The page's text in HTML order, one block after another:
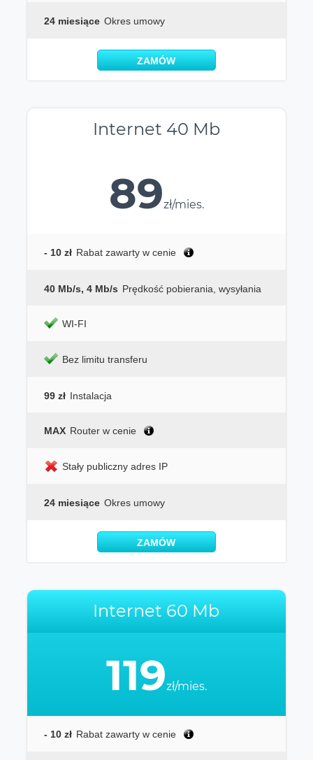
24 miesiące Okres umowy
ZAMÓW
Internet 40 Mb
89zł/mies.
- 10 zł Rabat zawarty w cenie
40 Mb/s, 4 Mb/s Prędkość pobierania, wysyłania
WI-FI
Bez limitu transferu
99 zł Instalacja
MAX Router w cenie
Stały publiczny adres IP
24 miesiące Okres umowy
ZAMÓW
Internet 60 Mb
119zł/mies.
- 10 zł Rabat zawarty w cenie